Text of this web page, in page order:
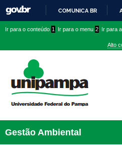
COMUNICA BR
conteúdo
menu
superior
menu
Ir para o conteúdo 1 Ir para o menu 2 Ir para
Alto
Gestão Ambiental